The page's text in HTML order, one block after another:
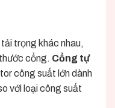
trọng khác nhau,
cổng. Cổng tự
công suất lớn dành
với loại công suất